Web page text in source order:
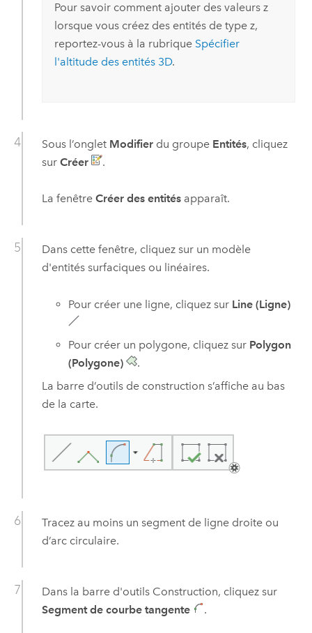
Pour savoir comment ajouter des valeurs z
lorsque vous créez des entités de type z,
reportez-vous à la rubrique Spécifier
l'altitude des entités 3D.
Sous l’onglet Modifierdu groupe Entités, cliquez
sur Créer .
La fenêtre Créer des entitésapparaît.
Dans cette fenêtre, cliquez sur un modèle
d'entités surfaciques ou linéaires.
Pour créer une ligne, cliquez sur Line (Ligne)
Pour créer un polygone, cliquez sur Polygon
(Polygone)
.
La barre d’outils de construction s’affiche au bas
de la carte.
Tracez au moins un segment de ligne droite ou
d’arc circulaire.
Dans la barre d'outils Construction, cliquez sur
Segment de courbe tangente
.